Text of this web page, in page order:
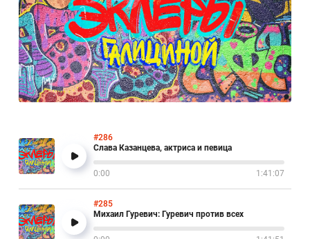
#286
Слава Казанцева, актриса и певица
0:00 1:41:07
#285
Михаил Гуревич: Гуревич против всех